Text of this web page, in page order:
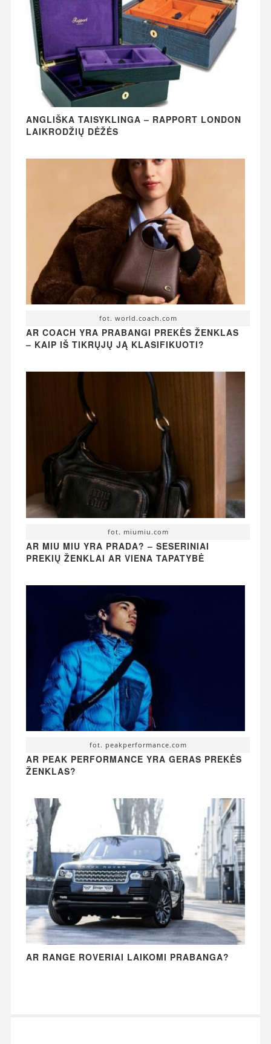
ANGLIŠKA TAISYKLINGA – RAPPORT LONDON
LAIKRODŽIŲ DĖŽĖS
fot. world.coach.com
AR COACH YRA PRABANGI PREKĖS ŽENKLAS
– KAIP IŠ TIKRŲJŲ JĄ KLASIFIKUOTI?
fot. miumiu.com
AR MIU MIU YRA PRADA? – SESERINIAI
PREKIŲ ŽENKLAI AR VIENA TAPATYBĖ
fot. peakperformance.com
AR PEAK PERFORMANCE YRA GERAS PREKĖS
ŽENKLAS?
AR RANGE ROVERIAI LAIKOMI PRABANGA?